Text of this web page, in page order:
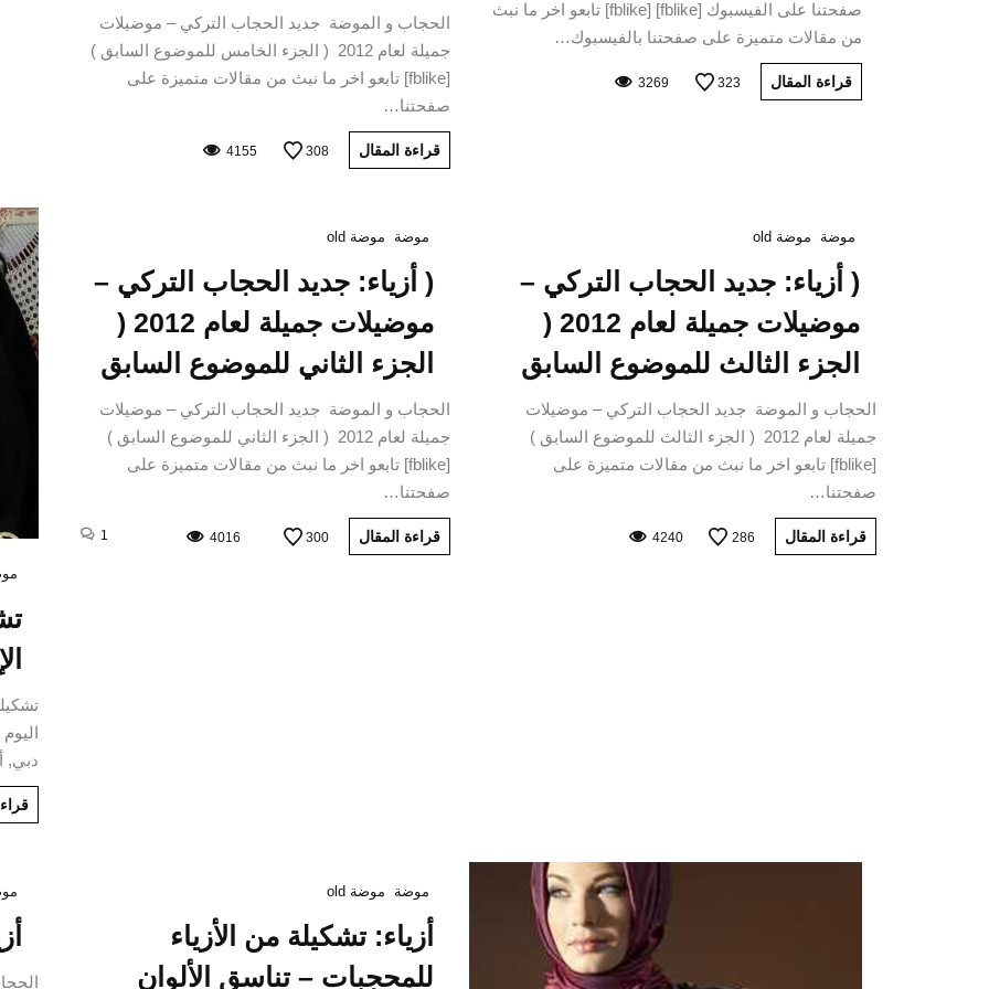
كورونا فيروس: نصائح
منظمة الصحة العالمية
سبتمبر 10, 2020
CONTINUE READING
صفحتنا على الفيسبوك [fblike] [fblike] تابعو اخر ما نبث
من مقالات متميزة على صفحتنا بالفيسبوك…
قراءة المقال 323
3269
الحجاب و الموضة جديد الحجاب التركي – موضيلات
جميلة لعام 2012 ( الجزء الخامس للموضوع السابق )
[fblike] تابعو اخر ما نبث من مقالات متميزة على
صفحتنا…
قراءة المقال 308
4155
موضة موضة old
( أزياء: جديد الحجاب التركي –
موضيلات جميلة لعام 2012 (
الجزء الثالث للموضوع السابق
الحجاب و الموضة جديد الحجاب التركي – موضيلات
جميلة لعام 2012 ( الجزء الثالث للموضوع السابق )
[fblike] تابعو اخر ما نبث من مقالات متميزة على
صفحتنا…
قراءة المقال 286
4240
موضة موضة old
( أزياء: جديد الحجاب التركي –
موضيلات جميلة لعام 2012 (
الجزء الثاني للموضوع السابق
الحجاب و الموضة جديد الحجاب التركي – موضيلات
جميلة لعام 2012 ( الجزء الثاني للموضوع السابق )
[fblike] تابعو اخر ما نبث من مقالات متميزة على
صفحتنا…
قراءة المقال 300
4016
1
دبي,
موضة موضة old
أزياء: تشكيلة من الأزياء
للمحجبات – تناسق الألوان